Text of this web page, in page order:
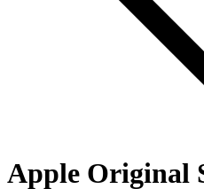
Apple Original